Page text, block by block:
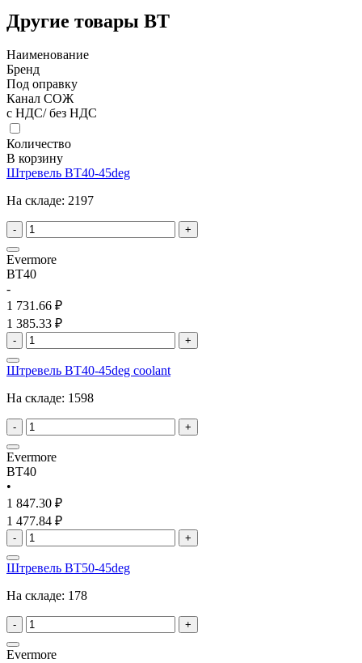
Другие товары BT
Наименование
Бренд
Под оправку
Канал СОЖ
с НДС/ без НДС
Количество
В корзину
Штревель BT40-45deg
На складе: 2197
- +
Evermore
BT40
-
1 731.66 ₽
1 385.33 ₽
- +
Штревель BT40-45deg coolant
На складе: 1598
- +
Evermore
BT40
•
1 847.30 ₽
1 477.84 ₽
- +
Штревель BT50-45deg
На складе: 178
- +
Evermore